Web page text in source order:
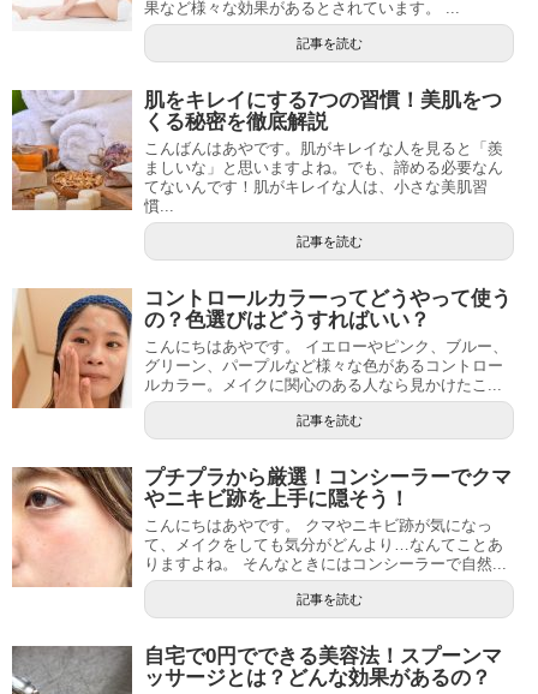
果など様々な効果があるとされています。 ...
記事を読む
肌をキレイにする7つの習慣！美肌をつ
くる秘密を徹底解説
こんばんはあやです。肌がキレイな人を見ると「羨
ましいな」と思いますよね。でも、諦める必要なん
てないんです！肌がキレイな人は、小さな美肌習
慣...
記事を読む
コントロールカラーってどうやって使う
の？色選びはどうすればいい？
こんにちはあやです。 イエローやピンク、ブルー、
グリーン、パープルなど様々な色があるコントロー
ルカラー。メイクに関心のある人なら見かけたこ...
記事を読む
プチプラから厳選！コンシーラーでクマ
やニキビ跡を上手に隠そう！
こんにちはあやです。 クマやニキビ跡が気になっ
て、メイクをしても気分がどんより…なんてことあ
りますよね。 そんなときにはコンシーラーで自然...
記事を読む
自宅で0円でできる美容法！スプーンマ
ッサージとは？どんな効果があるの？